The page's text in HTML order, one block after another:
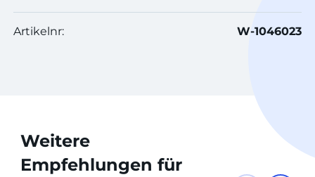
Artikelnr: W-1046023
Weitere
Empfehlungen für